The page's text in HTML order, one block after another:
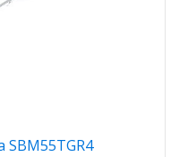
SBM55TGR4